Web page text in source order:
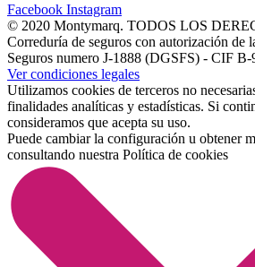
Facebook Instagram
© 2020 Montymarq. TODOS LOS
Correduría de seguros con autorización de
Seguros numero J-1888 (DGSFS) - CIF B-
Ver condiciones legales
Utilizamos cookies de terceros no
finalidades analíticas y estadísticas. Si
consideramos que acepta su uso.
Puede cambiar la configuración u obtener
consultando nuestra Política de cookies